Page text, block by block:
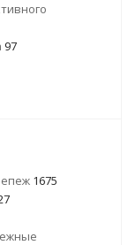
97
1675